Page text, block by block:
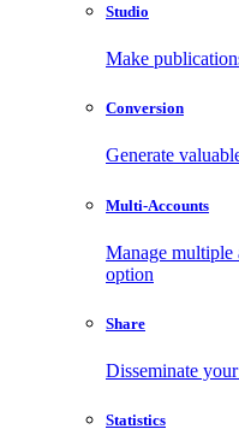
Studio
Make
Conversion
Generate
Multi-Accounts
Manage
option
Share
Disseminate
Statistics